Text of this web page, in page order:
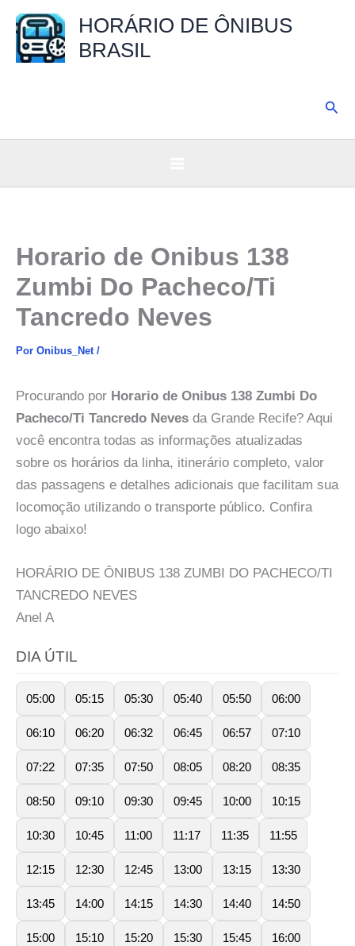
para
HORÁRIO DE ÔNIBUS
BRASIL
Horario de Onibus 138
Zumbi Do Pacheco/Ti
Tancredo Neves
Por Onibus_Net /
Procurando por Horario de Onibus 138 Zumbi Do
Pacheco/Ti Tancredo Neves da Grande Recife? Aqui
você encontra todas as informações atualizadas
sobre os horários da linha, itinerário completo, valor
das passagens e detalhes adicionais que facilitam sua
locomoção utilizando o transporte público. Confira
logo abaixo!
HORÁRIO DE ÔNIBUS 138 ZUMBI DO PACHECO/TI
TANCREDO NEVES
Anel A
DIA ÚTIL
05:00 05:15 05:30 05:40 05:50 06:00
06:10 06:20 06:32 06:45 06:57 07:10
07:22 07:35 07:50 08:05 08:20 08:35
08:50 09:10 09:30 09:45 10:00 10:15
10:30 10:45 11:00 11:17 11:35 11:55
12:15 12:30 12:45 13:00 13:15 13:30
13:45 14:00 14:15 14:30 14:40 14:50
15:00 15:10 15:20 15:30 15:45 16:00